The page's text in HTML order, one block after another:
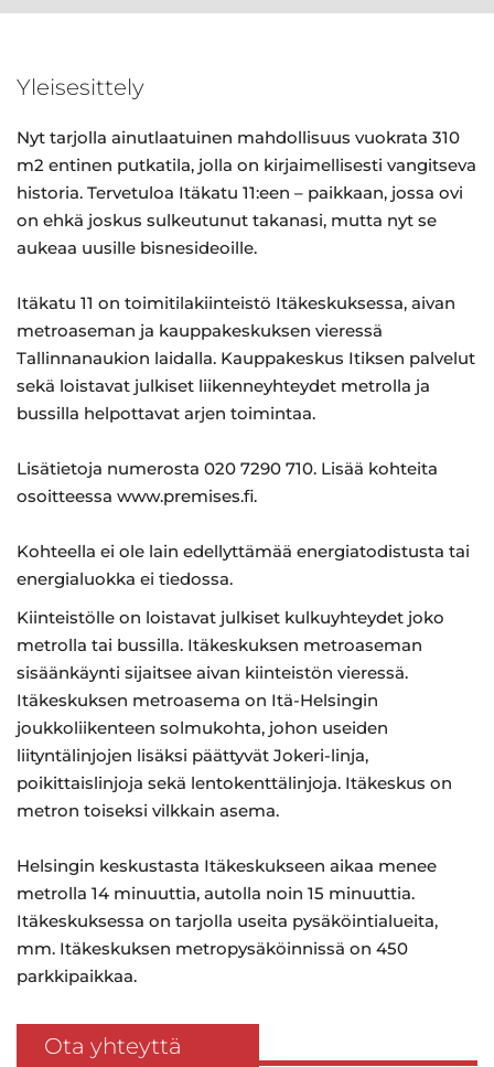
Yleisesittely
Nyt tarjolla ainutlaatuinen mahdollisuus vuokrata 310
m2 entinen putkatila, jolla on kirjaimellisesti vangitseva
historia. Tervetuloa Itäkatu 11:een – paikkaan, jossa ovi
on ehkä joskus sulkeutunut takanasi, mutta nyt se
aukeaa uusille bisnesideoille.
Itäkatu 11 on toimitilakiinteistö Itäkeskuksessa, aivan
metroaseman ja kauppakeskuksen vieressä
Tallinnanaukion laidalla. Kauppakeskus Itiksen palvelut
sekä loistavat julkiset liikenneyhteydet metrolla ja
bussilla helpottavat arjen toimintaa.
Lisätietoja numerosta 020 7290 710. Lisää kohteita
osoitteessa www.premises.fi.
Kohteella ei ole lain edellyttämää energiatodistusta tai
energialuokka ei tiedossa.
Kiinteistölle on loistavat julkiset kulkuyhteydet joko
metrolla tai bussilla. Itäkeskuksen metroaseman
sisäänkäynti sijaitsee aivan kiinteistön vieressä.
Itäkeskuksen metroasema on Itä-Helsingin
joukkoliikenteen solmukohta, johon useiden
liityntälinjojen lisäksi päättyvät Jokeri-linja,
poikittaislinjoja sekä lentokenttälinjoja. Itäkeskus on
metron toiseksi vilkkain asema.
Helsingin keskustasta Itäkeskukseen aikaa menee
metrolla 14 minuuttia, autolla noin 15 minuuttia.
Itäkeskuksessa on tarjolla useita pysäköintialueita,
mm. Itäkeskuksen metropysäköinnissä on 450
parkkipaikkaa.
Ota yhteyttä